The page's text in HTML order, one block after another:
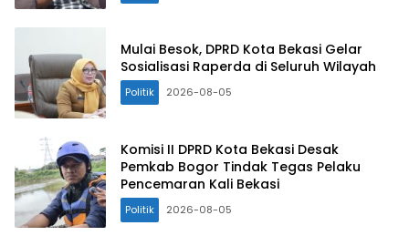
Mulai Besok, DPRD Kota Bekasi Gelar
Sosialisasi Raperda di Seluruh Wilayah
Politik 2026-08-05
Komisi II DPRD Kota Bekasi Desak
Pemkab Bogor Tindak Tegas Pelaku
Pencemaran Kali Bekasi
Politik 2026-08-05